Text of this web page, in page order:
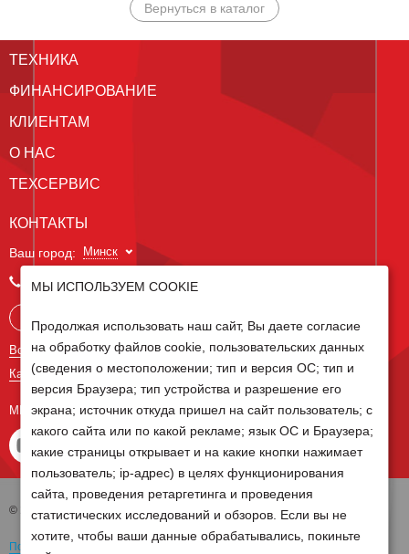
Вернуться в каталог
ТЕХНИКА
ФИНАНСИРОВАНИЕ
КЛИЕНТАМ
О НАС
ТЕХСЕРВИС
КОНТАКТЫ
Ваш город: Минск
+375 29 238 97 34
Все контакты
Карта сайта
МЫ В СОЦ СЕТЯХ
© 2026 Группа компаний Белагро
Политика обработки персональных данных
МЫ ИСПОЛЬЗУЕМ COOKIE
Продолжая использовать наш сайт, Вы даете согласие
на обработку файлов cookie, пользовательских данных
(сведения о местоположении; тип и версия ОС; тип и
версия Браузера; тип устройства и разрешение его
экрана; источник откуда пришел на сайт пользователь; с
какого сайта или по какой рекламе; язык ОС и Браузера;
какие страницы открывает и на какие кнопки нажимает
пользователь; ip-адрес) в целях функционирования
сайта, проведения ретаргетинга и проведения
статистических исследований и обзоров. Если вы не
хотите, чтобы ваши данные обрабатывались, покиньте